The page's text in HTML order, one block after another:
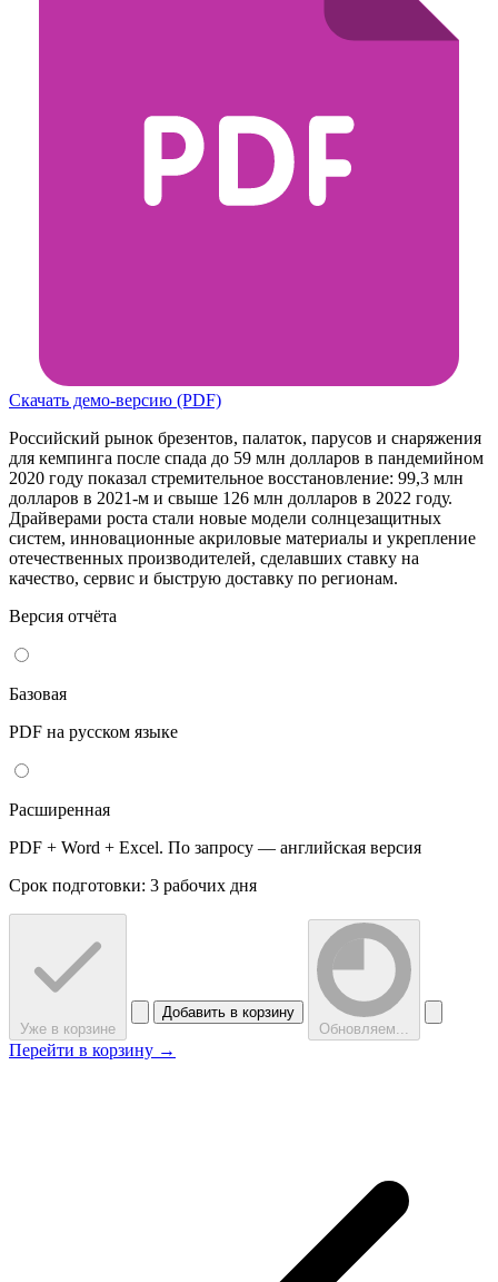
Скачать демо-версию (PDF)
Российский рынок брезентов, палаток, парусов и снаряжения
для кемпинга после спада до 59 млн долларов в пандемийном
2020 году показал стремительное восстановление: 99,3 млн
долларов в 2021-м и свыше 126 млн долларов в 2022 году.
Драйверами роста стали новые модели солнцезащитных
систем, инновационные акриловые материалы и укрепление
отечественных производителей, сделавших ставку на
качество, сервис и быструю доставку по регионам.
Версия отчёта
Базовая
PDF на русском языке
Расширенная
PDF + Word + Excel. По запросу — английская версия
Срок подготовки: 3 рабочих дня
Уже в корзине
Добавить в корзину
Обновляем...
Перейти в корзину →